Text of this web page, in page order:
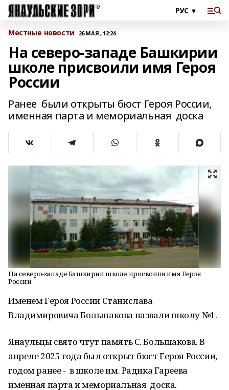
Местные новости 26 МАЯ , 12:24
На северо-западе Башкирии
школе присвоили имя Героя
России
Ранее были открыты бюст Героя России,
именная парта и мемориальная доска
На северо-западе Башкирии школе присвоили имя Героя
России
Именем Героя России Станислава
Владимировича Большакова назвали школу №1.
Янаульцы свято чтут память С. Большакова. В
апреле 2025 года был открыт бюст Героя России,
годом ранее - в школе им. Радика Гареева
именная парта и мемориальная доска.